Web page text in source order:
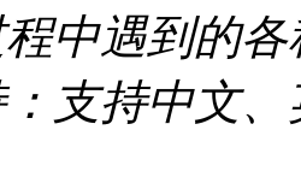
中遇到的
支持中文